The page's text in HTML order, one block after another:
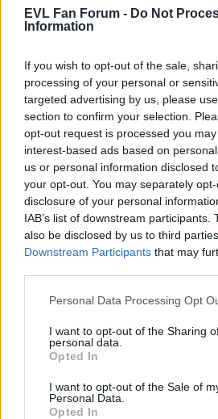
EVL Fan Forum - Do Not
Information
If you wish to opt-out of the sale,
processing of your personal or
targeted advertising by us, please
section to confirm your selection.
opt-out request is processed you
interest-based ads based on
us or personal information disclosed
your opt-out. You may separately
disclosure of your personal
IAB’s list of downstream participants.
also be disclosed by us to third
Downstream Participants that may
Personal Data Processing Opt
I want to opt-out of the Sharing
personal data.
Opted In
I want to opt-out of the Sale of
Personal Data.
Opted In
GrossmeisterB
[…] Also der Heinz und gut gekocht
😀. Beim Rest, mal schauen…
GrossmeisterBhat mit
vonMalucoim Thema
GrossmeisterBhat eine
Kader 26/27verfasst.
Damit ist unser Kader wohl komplett?!
ich mal sagen insgesamt. Bei der Off
Meinung schon mal vorne dabei :)
Profil-Besucher